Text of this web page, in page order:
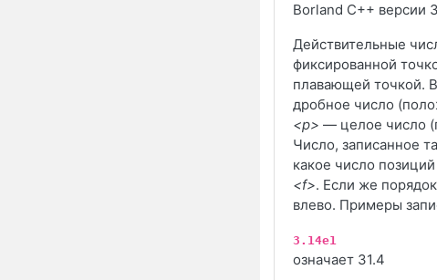
Borland C++ версии
Действительные
фиксированной
плавающей точкой.
дробное число
<p> — целое число
Число, записанное
какое число
<f>. Если же
влево. Примеры
3.14e1
означает 31.4